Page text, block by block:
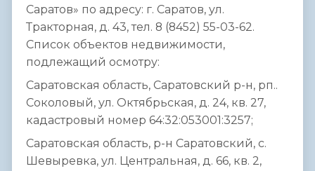
Саратов» по адресу: г. Саратов, ул.
Тракторная, д. 43, тел. 8 (8452) 55-03-62.
Список объектов недвижимости,
подлежащий осмотру:
Саратовская область, Саратовский р-н, рп..
Соколовый, ул. Октябрьская, д. 24, кв. 27,
кадастровый номер 64:32:053001:3257;
Саратовская область, р-н Саратовский, с.
Шевыревка, ул. Центральная, д. 66, кв. 2,